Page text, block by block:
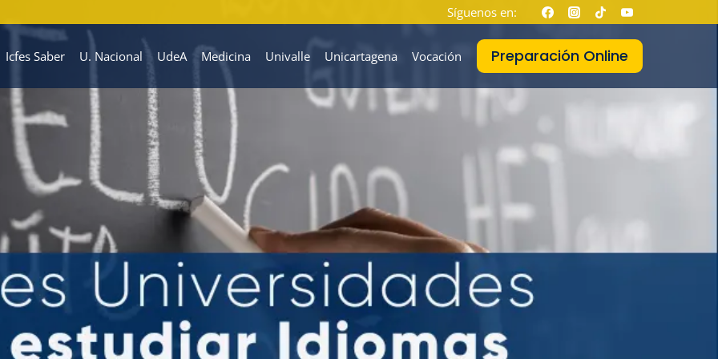
Síguenos en:
Icfes Saber U. Nacional UdeA Medicina Univalle Unicartagena Vocación Preparación Online